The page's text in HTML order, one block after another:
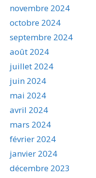
novembre 2024
octobre 2024
septembre 2024
août 2024
juillet 2024
juin 2024
mai 2024
avril 2024
mars 2024
février 2024
janvier 2024
décembre 2023